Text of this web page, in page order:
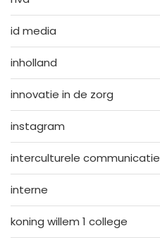
id media
inholland
innovatie in de zorg
instagram
interculturele communicatie
interne
koning willem 1 college